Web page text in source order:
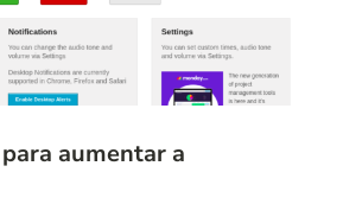
aumentar a